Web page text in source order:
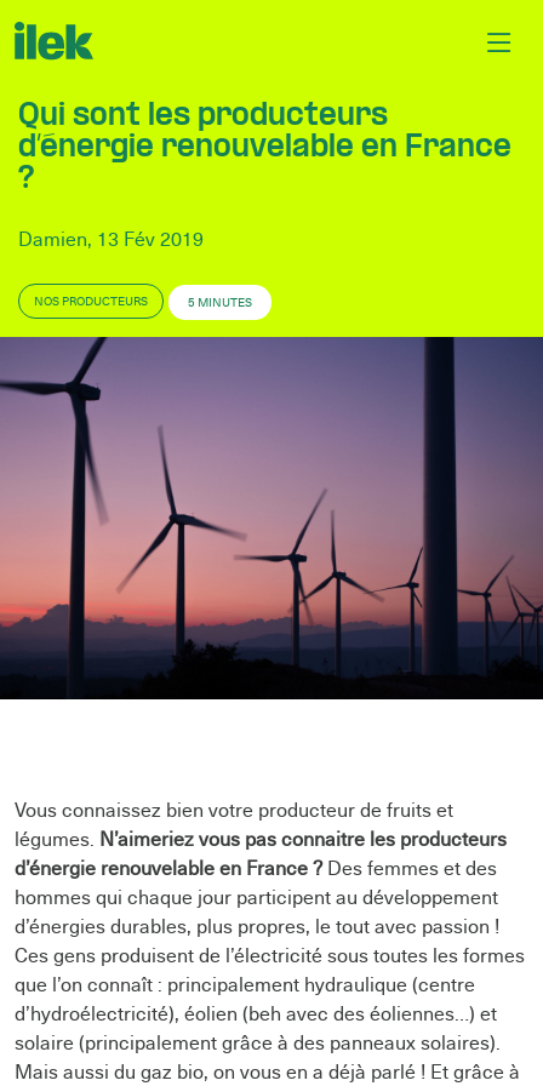
Qui sont les producteurs
d’énergie renouvelable en France
?
Damien, 13 Fév 2019
NOS PRODUCTEURS 5 MINUTES
Vous connaissez bien votre producteur de fruits et
légumes. N’aimeriez vous pas connaitre les producteurs
d’énergie renouvelable en France ?Des femmes et des
hommes qui chaque jour participent au développement
d’énergies durables, plus propres, le tout avec passion !
Ces gens produisent de l’électricité sous toutes les formes
que l’on connaît : principalement hydraulique (centre
d’hydroélectricité), éolien (beh avec des éoliennes…) et
solaire (principalement grâce à des panneaux solaires).
Mais aussi du gaz bio, on vous en a déjà parlé ! Et grâce à